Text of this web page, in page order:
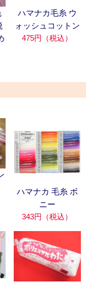
ハマナカ毛糸 ウ
ォッシュコットン
475円（税込）
ハマナカ 毛糸 ボ
ニー
343円（税込）